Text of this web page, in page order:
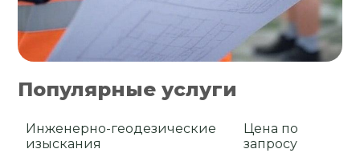
Популярные услуги
Инженерно-геодезические
изыскания
Цена по
запросу